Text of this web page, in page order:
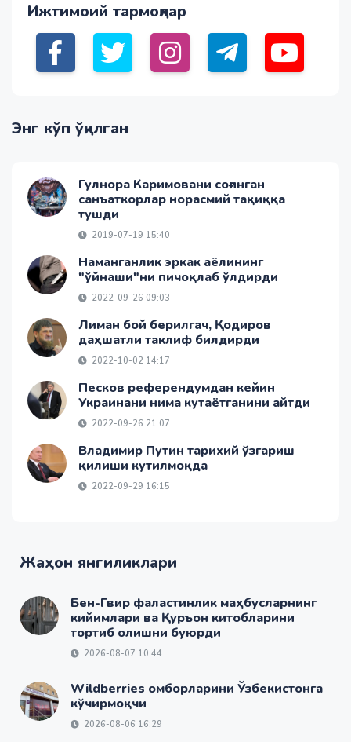
Ижтимоий тармоқлар
Энг кўп ўқилган
Гулнора Каримовани соғинган
санъаткорлар норасмий тақиққа
тушди
2019-07-19 15:40
Наманганлик эркак аёлининг
"ўйнаши"ни пичоқлаб ўлдирди
2022-09-26 09:03
Лиман бой берилгач, Қодиров
даҳшатли таклиф билдирди
2022-10-02 14:17
Песков референдумдан кейин
Украинани нима кутаётганини айтди
2022-09-26 21:07
Владимир Путин тарихий ўзгариш
қилиши кутилмоқда
2022-09-29 16:15
Жаҳон янгиликлари
Бен-Гвир фаластинлик маҳбусларнинг
кийимлари ва Қуръон китобларини
тортиб олишни буюрди
2026-08-07 10:44
Wildberries омборларини Ўзбекистонга
кўчирмоқчи
2026-08-06 16:29